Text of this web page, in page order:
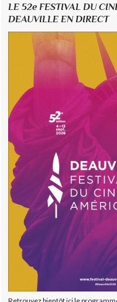
LE 52e FESTIVAL DU
DEAUVILLE EN DIRECT